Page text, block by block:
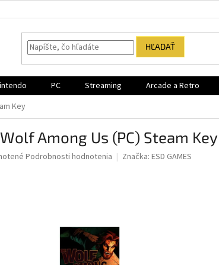
HĽADAŤ
PC Streaming Arcade a Retro
Key
Among Us (PC) Steam Key
Podrobnosti hodnotenia Značka: ESD GAMES